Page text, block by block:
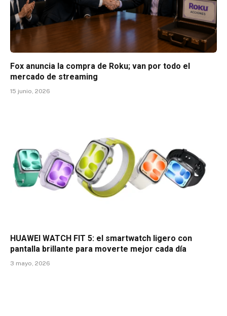
Fox anuncia la compra de Roku; van por todo el
mercado de streaming
15 junio, 2026
HUAWEI WATCH FIT 5: el smartwatch ligero con
pantalla brillante para moverte mejor cada día
3 mayo, 2026